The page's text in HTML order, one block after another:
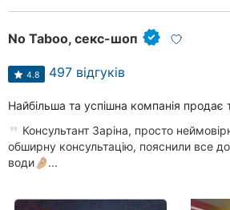
No Taboo, секс-шоп
4.8 497 відгуків
Найбільша та успішна компанія продає
Консультант Заріна, просто
обширну консультацію, пояснили все
води🤌🏼...